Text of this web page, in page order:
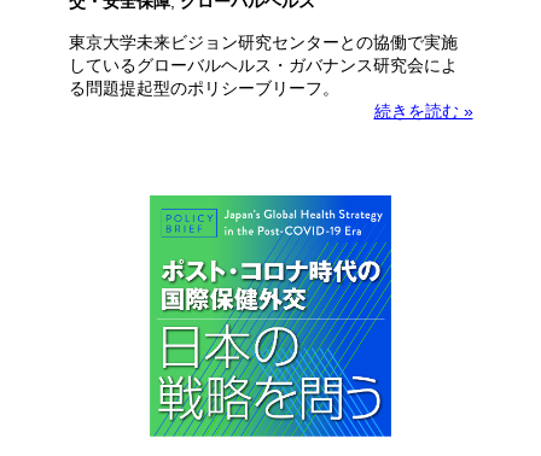
東京大学未来ビジョン研究センターとの協働で実施
しているグローバルヘルス・ガバナンス研究会によ
る問題提起型のポリシーブリーフ。
続きを読む »